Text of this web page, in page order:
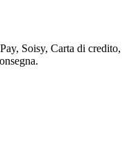
Soisy, Carta di credito,